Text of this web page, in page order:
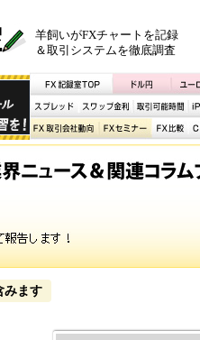
羊飼いがFXチャートを記録
＆取引システムを徹底調査
みます